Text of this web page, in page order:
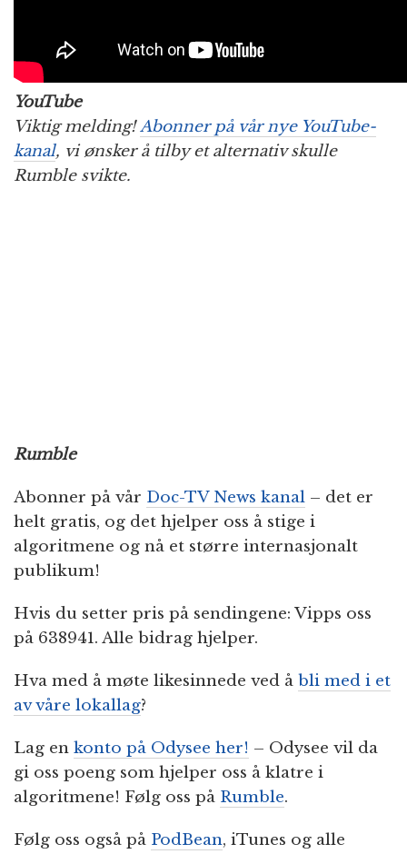
YouTube
Viktig melding!Abonner på vår nye YouTube-
kanal, vi ønsker å tilby et alternativ skulle
Rumble svikte.
Rumble
Abonner på vår Doc-TV News kanal – det er
helt gratis, og det hjelper oss å stige i
algoritmene og nå et større internasjonalt
publikum!
Hvis du setter pris på sendingene: Vipps oss
på 638941. Alle bidrag hjelper.
Hva med å møte likesinnede ved å bli med i et
av våre lokallag?
Lag en konto på Odysee her! – Odysee vil da
gi oss poeng som hjelper oss å klatre i
algoritmene! Følg oss på Rumble.
Følg oss også på PodBean, iTunes og alle